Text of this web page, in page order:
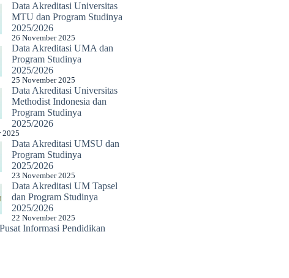
Data Akreditasi Universitas
MTU dan Program Studinya
2025/2026
26 November 2025
Data Akreditasi UMA dan
Program Studinya
2025/2026
25 November 2025
Data Akreditasi Universitas
Methodist Indonesia dan
Program Studinya
2025/2026
2025
Data Akreditasi UMSU dan
Program Studinya
2025/2026
23 November 2025
Data Akreditasi UM Tapsel
dan Program Studinya
2025/2026
22 November 2025
Informasi Pendidikan